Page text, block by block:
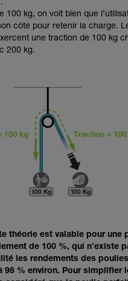
activité. Il peut en exister
ne décrivons pas ici.
100 kg, on voit bien que
côté pour retenir la charge.
une traction de 100 kg
200 kg.
théorie est valable pour une
de 100 %, qui n’existe
les rendements des
98 % environ. Pour simplifier